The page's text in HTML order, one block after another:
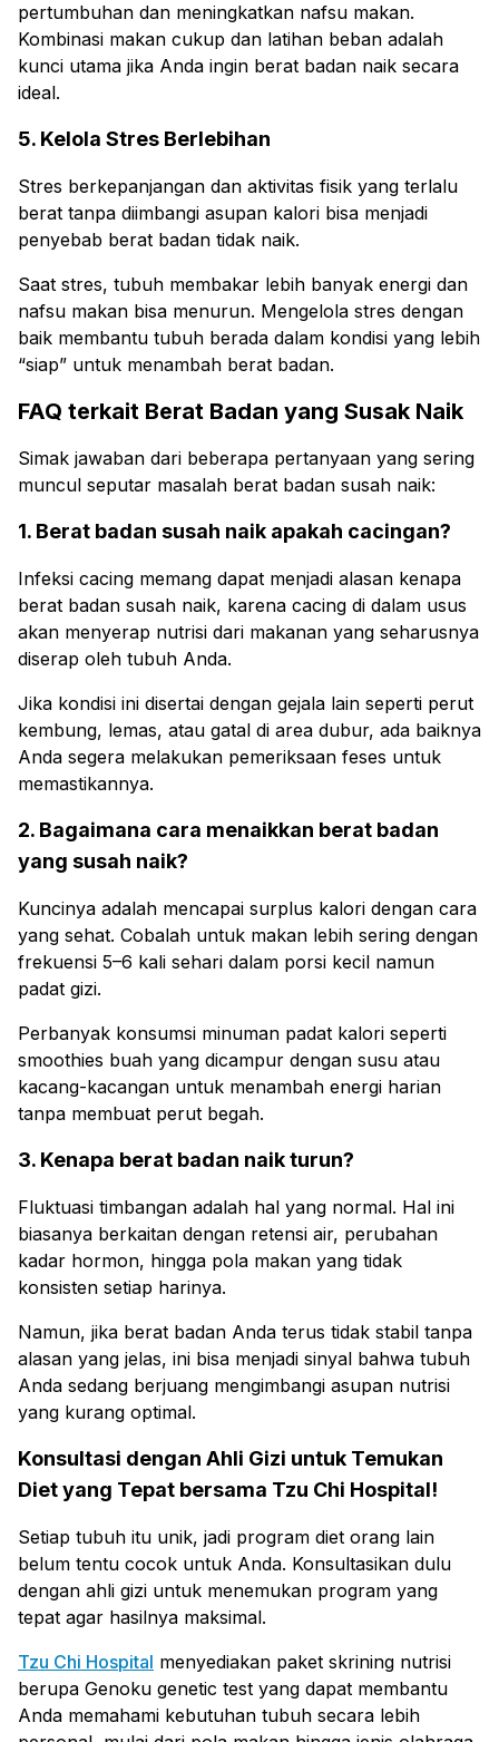
pertumbuhan dan meningkatkan nafsu makan.
Kombinasi makan cukup dan latihan beban adalah
kunci utama jika Anda ingin berat badan naik secara
ideal.
5. Kelola Stres Berlebihan
Stres berkepanjangan dan aktivitas fisik yang terlalu
berat tanpa diimbangi asupan kalori bisa menjadi
penyebab berat badan tidak naik.
Saat stres, tubuh membakar lebih banyak energi dan
nafsu makan bisa menurun. Mengelola stres dengan
baik membantu tubuh berada dalam kondisi yang lebih
“siap” untuk menambah berat badan.
FAQ terkait Berat Badan yang Susak Naik
Simak jawaban dari beberapa pertanyaan yang sering
muncul seputar masalah berat badan susah naik:
1. Berat badan susah naik apakah cacingan?
Infeksi cacing memang dapat menjadi alasan kenapa
berat badan susah naik, karena cacing di dalam usus
akan menyerap nutrisi dari makanan yang seharusnya
diserap oleh tubuh Anda.
Jika kondisi ini disertai dengan gejala lain seperti perut
kembung, lemas, atau gatal di area dubur, ada baiknya
Anda segera melakukan pemeriksaan feses untuk
memastikannya.
2. Bagaimana cara menaikkan berat badan
yang susah naik?
Kuncinya adalah mencapai surplus kalori dengan cara
yang sehat. Cobalah untuk makan lebih sering dengan
frekuensi 5–6 kali sehari dalam porsi kecil namun
padat gizi.
Perbanyak konsumsi minuman padat kalori seperti
smoothies buah yang dicampur dengan susu atau
kacang-kacangan untuk menambah energi harian
tanpa membuat perut begah.
3. Kenapa berat badan naik turun?
Fluktuasi timbangan adalah hal yang normal. Hal ini
biasanya berkaitan dengan retensi air, perubahan
kadar hormon, hingga pola makan yang tidak
konsisten setiap harinya.
Namun, jika berat badan Anda terus tidak stabil tanpa
alasan yang jelas, ini bisa menjadi sinyal bahwa tubuh
Anda sedang berjuang mengimbangi asupan nutrisi
yang kurang optimal.
Konsultasi dengan Ahli Gizi untuk Temukan
Diet yang Tepat bersama Tzu Chi Hospital!
Setiap tubuh itu unik, jadi program diet orang lain
belum tentu cocok untuk Anda. Konsultasikan dulu
dengan ahli gizi untuk menemukan program yang
tepat agar hasilnya maksimal.
Tzu Chi Hospital menyediakan paket skrining nutrisi
berupa Genoku genetic test yang dapat membantu
Anda memahami kebutuhan tubuh secara lebih